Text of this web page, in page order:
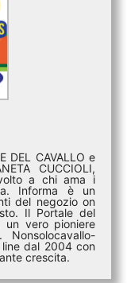
DEL CAVALLO e
CUCCIOLI,
a chi ama i
Informa è un
del negozio on
Il Portale del
un vero pioniere
dal 2004 con
crescita.